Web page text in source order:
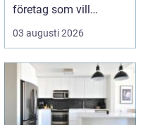
företag som vill
kombinera slitstyrka,
desig...
03 augusti 2026